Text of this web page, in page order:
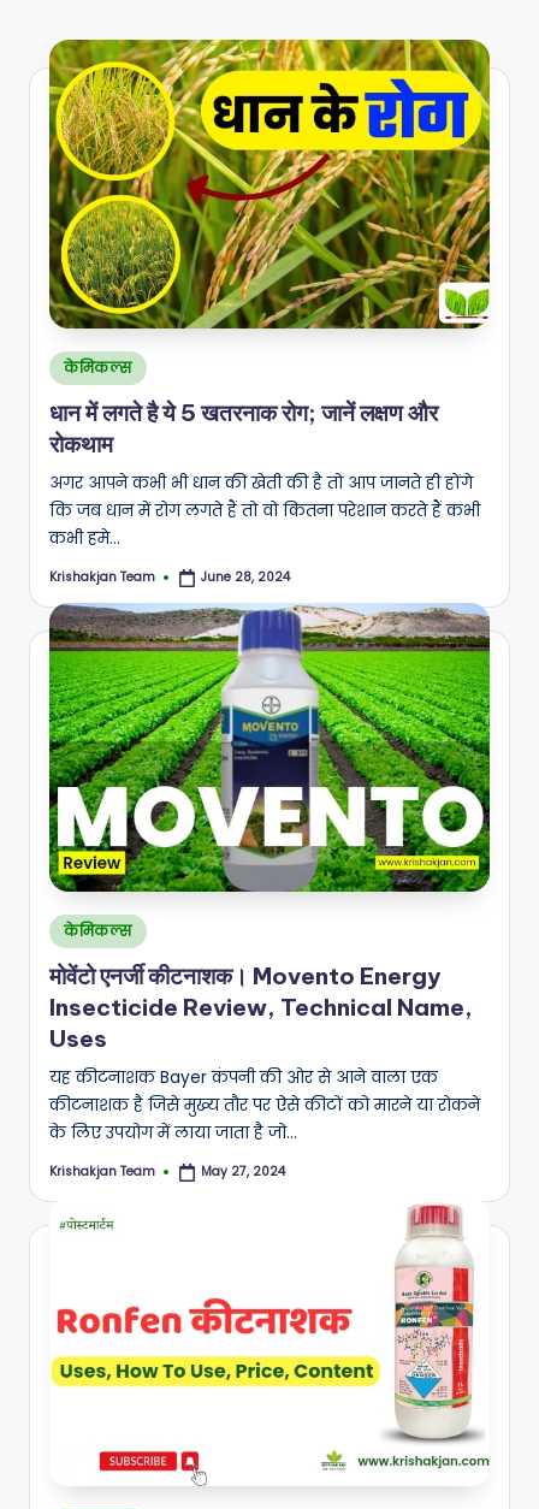
Posted
in
केमिकल्स
धान में लगते है ये 5 खतरनाक रोग; जानें लक्षण और
रोकथाम
अगर आपने कभी भी धान की खेती की है तो आप जानते ही होंगे
कि जब धान में रोग लगते हैं तो वो कितना परेशान करते हैं कभी
कभी हमे…
Posted
Krishakjan Team June 28, 2024
Posted
in
केमिकल्स
मोवेंटो एनर्जी कीटनाशक। Movento Energy
Insecticide Review, Technical Name,
Uses
यह कीटनाशक Bayer कंपनी की ओर से आने वाला एक
कीटनाशक है जिसे मुख्य तौर पर ऐसे कीटों को मारने या रोकने
के लिए उपयोग में लाया जाता है जो…
Posted
Krishakjan Team May 27, 2024